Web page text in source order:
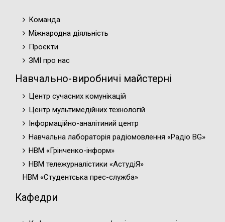
Команда
Міжнародна діяльність
Проєкти
ЗМІ про нас
Навчально-виробничі майстерні
Центр сучасних комунікацій
Центр мультимедійних технологій
Інформаційно-аналітиний центр
Навчальна лабораторія радіомовлення «Радіо BG»
НВМ «Грінченко-інформ»
НВМ тележурналістики «АстудіЯ»
НВМ «Студентська прес-служба»
Кафедри